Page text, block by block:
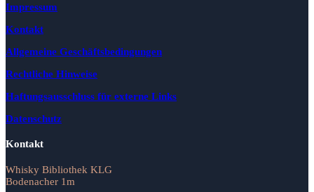
Impressum
Kontakt
Allgemeine Geschäftsbedingungen
Rechtliche Hinweise
Haftungsausschluss für externe Links
Datenschutz
Kontakt
Whisky Bibliothek KLG
Bodenacher 1m